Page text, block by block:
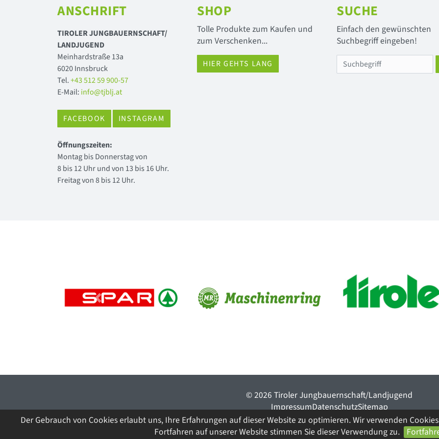
Der Gebrauch von Cookies erlaubt uns, Ihre Erfahrungen auf dieser Website zu optimieren. Wir verwenden
Fortfahren auf unserer Website stimmen Sie dieser Verwendung zu.
ANSCHRIFT
TIROLER JUNGBAUERNSCHAFT/
LANDJUGEND
Meinhardstraße 13a
6020 Innsbruck
Tel.+43 512 59 900-57
E-Mail: info@tjblj.at
FACEBOOK INSTAGRAM
Öffnungszeiten:
Montag bis Donnerstag von
8 bis 12 Uhr und von 13 bis 16 Uhr.
Freitag von 8 bis 12 Uhr.
SHOP
Tolle Produkte zum Kaufen und
zum Verschenken...
HIER GEHTS LANG
SUCHE
Einfach den gewünschten
Suchbegriff eingeben!
Previous
© 2026 Tiroler Jungbauernschaft/Landjugend
ImpressumDatenschutzSitemap